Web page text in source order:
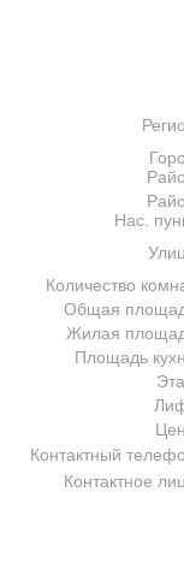
Нас.
Количество
Общая
Жилая
Площадь
Контактный
Контактное